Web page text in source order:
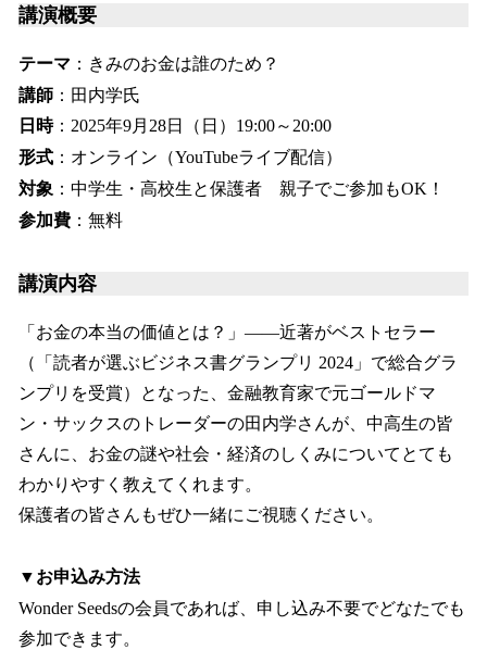
講演概要
テーマ ：きみのお金は誰のため？
講師 ：田内学氏
日時：2025年9月28日（日）19:00～20:00
形式 ：オンライン（YouTubeライブ配信）
対象 ：中学生・高校生と保護者 親子でご参加もOK！
参加費 ：無料
講演内容
「お金の本当の価値とは？」――近著がベストセラー
（「読者が選ぶビジネス書グランプリ 2024」で総合グラ
ンプリを受賞）となった、金融教育家で元ゴールドマ
ン・サックスのトレーダーの田内学さんが、中高生の皆
さんに、お金の謎や社会・経済のしくみについてとても
わかりやすく教えてくれます。
保護者の皆さんもぜひ一緒にご視聴ください。
▼ お申込み方法
Wonder Seedsの会員であれば、申し込み不要でどなたでも
参加できます。